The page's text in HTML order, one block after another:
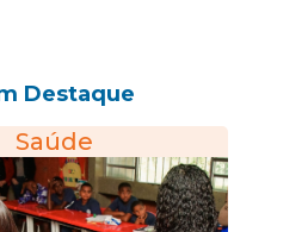
Destaque
Saúde